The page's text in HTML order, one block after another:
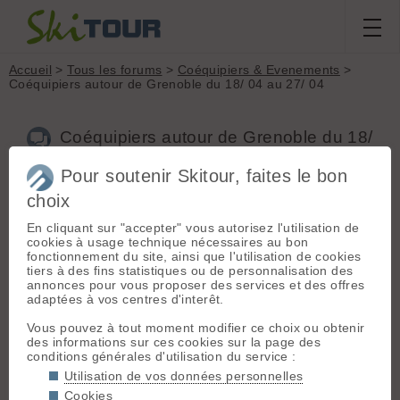
Accueil >Tous les forums > Coéquipiers & Evenements >
Coéquipiers autour de Grenoble du 18/ 04 au 27/ 04
Coéquipiers autour de Grenoble du 18/
Aller à la page :1 2 Suivante
Nouveau sujet Voir tous les sujets Chercher Archives
xotmaw[9posts] - Le 04/04/2018 18:34
Bonjour,
Je serai sur Grenoble, dispo et plus que motivé pour faire
quelques sorties, entre le Mercredi 18 Avril et le Vendredi 27
Avril.
- En raid de plusieurs jours ou à la journée
- Massifs autour de Grenoble voire plus loin (Vanoise,
Pour soutenir Skitour, faites le bon
choix
En cliquant sur "accepter" vous autorisez l'utilisation de
cookies à usage technique nécessaires au bon
fonctionnement du site, ainsi que l'utilisation de cookies
tiers à des fins statistiques ou de personnalisation des
annonces pour vous proposer des services et des offres
adaptées à vos centres d'interêt.
Vous pouvez à tout moment modifier ce choix ou obtenir
des informations sur ces cookies sur la page des
conditions générales d'utilisation du service :
Utilisation de vos données personnelles
Cookies